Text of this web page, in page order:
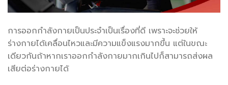
การออกกำลังกายเป็นประจำเป็นเรื่องที่ดี เพราะจะช่วยให้
ร่างกายได้เคลื่อนไหวและมีความแข็งแรงมากขึ้น แต่ในขณะ
เดียวกันถ้าหากเราออกกำลังกายมากเกินไปก็สามารถส่งผล
เสียต่อร่างกายได้